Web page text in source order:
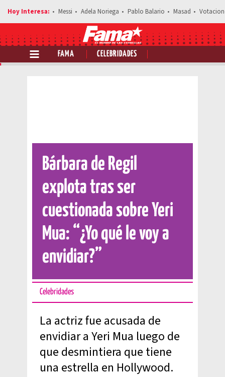
Messi Adela Noriega Pablo Balario Masad
FAMA CELEBRIDADES
Comparte esta noticia
Bárbara de Regil
explota tras ser
cuestionada sobre Yeri
Mua: “¿Yo qué le voy a
envidiar?”
Celebridades
La actriz fue acusada de
envidiar a Yeri Mua luego de
que desmintiera que tiene
una estrella en Hollywood.